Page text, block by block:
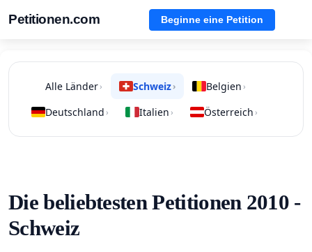
Petitionen.com Beginne eine Petition
Alle Länder› Schweiz› Belgien ›
Deutschland › Italien › Österreich ›
Die beliebtesten Petitionen 2010 -
Schweiz